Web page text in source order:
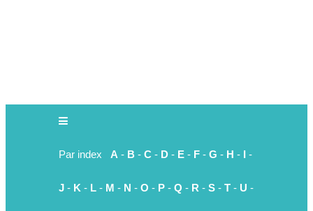
Par index A - B - C - D - E - F - G - H - I -
J - K - L - M - N - O - P - Q - R - S - T - U -